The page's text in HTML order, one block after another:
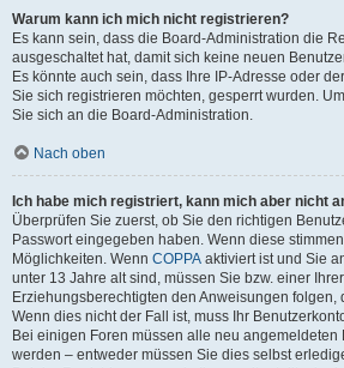
Warum kann ich mich nicht registrieren?
Es kann sein, dass die Board-Administration die
ausgeschaltet hat, damit sich keine neuen
Es könnte auch sein, dass Ihre IP-Adresse oder
Sie sich registrieren möchten, gesperrt wurden.
Sie sich an die Board-Administration.
Nach oben
Ich habe mich registriert, kann mich aber nicht
Überprüfen Sie zuerst, ob Sie den richtigen
Passwort eingegeben haben. Wenn diese
Möglichkeiten. Wenn COPPA aktiviert ist und Sie
unter 13 Jahre alt sind, müssen Sie bzw. einer
Erziehungsberechtigten den Anweisungen folgen,
Wenn dies nicht der Fall ist, muss Ihr
Bei einigen Foren müssen alle neu
werden – entweder müssen Sie dies selbst